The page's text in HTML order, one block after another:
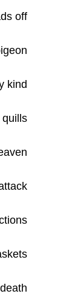
off
kind
quills